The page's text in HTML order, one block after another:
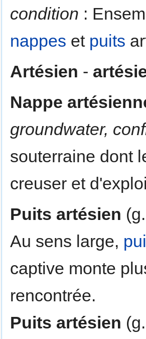
condition :
nappes et puits
Artésien -
Nappe
groundwater,
souterraine dont
creuser et
Puits artésien
Au sens large,
captive monte
rencontrée.
Puits artésien